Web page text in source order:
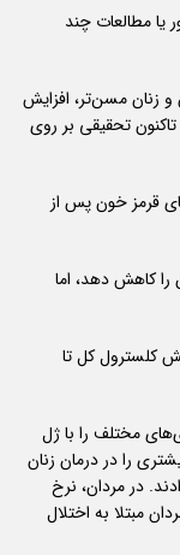
یا مطالعات چند
به مدت ۶ ماه در مردان و زنان مسن‌تر، افزایش
تحقیقی بر روی
قرمز خون پس از
کاهش دهد، اما
رویال، کاهش کلسترول کل تا
مختلف را با ژل
را در درمان زنان
در مردان، نرخ
مبتلا به اختلال